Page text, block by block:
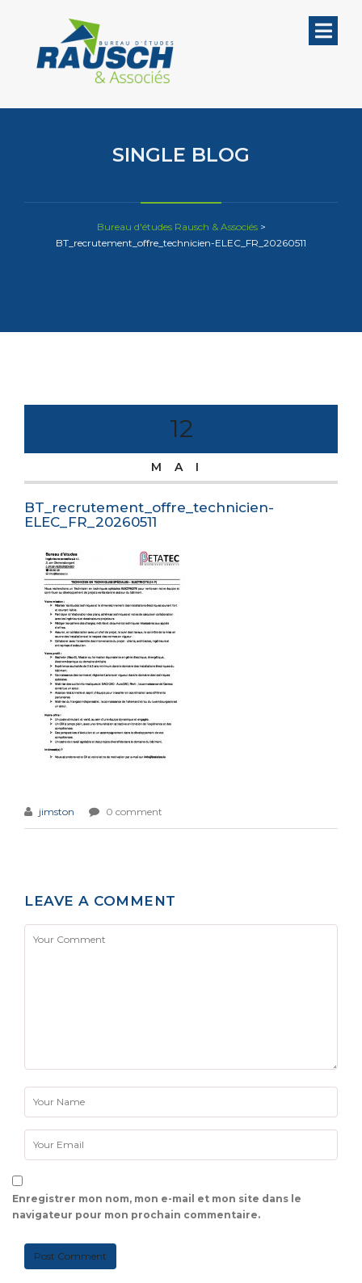
SINGLE BLOG
Bureau d'études Rausch & Associés>
BT_recrutement_offre_technicien-ELEC_FR_20260511
12
MAI
BT_recrutement_offre_technicien-
ELEC_FR_20260511
jimston 0 comment
LEAVE A COMMENT
Enregistrer mon nom, mon e-mail et mon site dans le
navigateur pour mon prochain commentaire.